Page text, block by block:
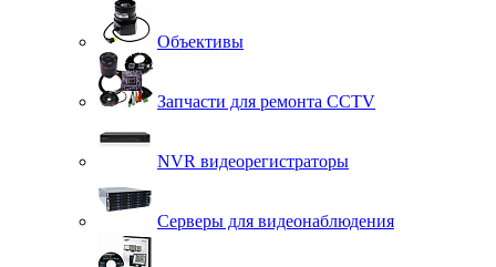
Объективы
Запчасти для ремонта CCTV
NVR видеорегистраторы
Серверы для видеонаблюдения